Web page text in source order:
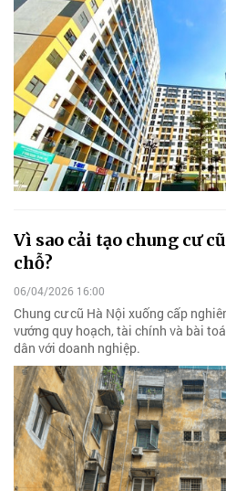
Vì sao cải tạo chung cư
chỗ?
06/04/2026 16:00
Chung cư cũ Hà Nội xuống cấp
vướng quy hoạch, tài chính và bài
dân với doanh nghiệp.